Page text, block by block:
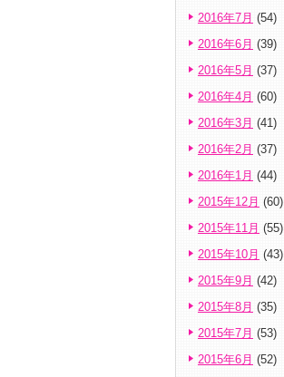
2016年7月 (54)
2016年6月 (39)
2016年5月 (37)
2016年4月 (60)
2016年3月 (41)
2016年2月 (37)
2016年1月 (44)
2015年12月 (60)
2015年11月 (55)
2015年10月 (43)
2015年9月 (42)
2015年8月 (35)
2015年7月 (53)
2015年6月 (52)